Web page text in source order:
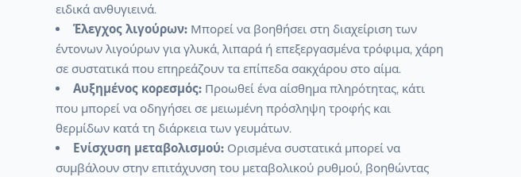
ειδικά ανθυγιεινά.
Έλεγχος λιγούρων:Μπορεί να βοηθήσει στη διαχείριση των
έντονων λιγούρων για γλυκά, λιπαρά ή επεξεργασμένα τρόφιμα, χάρη
σε συστατικά που επηρεάζουν τα επίπεδα σακχάρου στο αίμα.
Αυξημένος κορεσμός:Προωθεί ένα αίσθημα πληρότητας, κάτι
που μπορεί να οδηγήσει σε μειωμένη πρόσληψη τροφής και
θερμίδων κατά τη διάρκεια των γευμάτων.
Ενίσχυση μεταβολισμού:Ορισμένα συστατικά μπορεί να
συμβάλουν στην επιτάχυνση του μεταβολικού ρυθμού, βοηθώντας